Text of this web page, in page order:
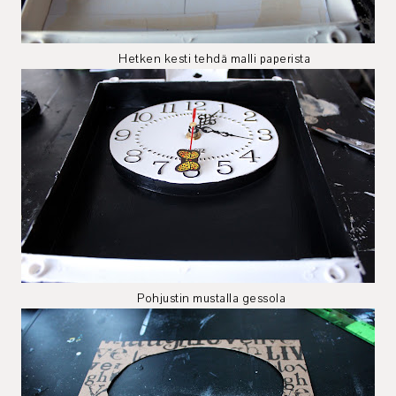
Hetken kesti tehdä malli paperista
Pohjustin mustalla gessola